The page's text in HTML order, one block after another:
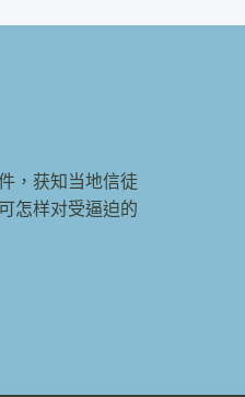
，获知当地信徒
怎样对受逼迫的